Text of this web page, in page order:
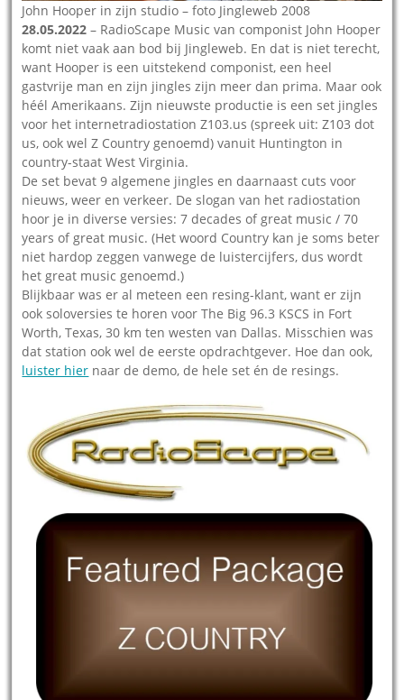
John Hooper in zijn studio – foto Jingleweb 2008
28.05.2022 – RadioScape Music van componist John Hooper
komt niet vaak aan bod bij Jingleweb. En dat is niet terecht,
want Hooper is een uitstekend componist, een heel
gastvrije man en zijn jingles zijn meer dan prima. Maar ook
héél Amerikaans. Zijn nieuwste productie is een set jingles
voor het internetradiostation Z103.us (spreek uit: Z103 dot
us, ook wel Z Country genoemd) vanuit Huntington in
country-staat West Virginia.
De set bevat 9 algemene jingles en daarnaast cuts voor
nieuws, weer en verkeer. De slogan van het radiostation
hoor je in diverse versies: 7 decades of great music / 70
years of great music. (Het woord Country kan je soms beter
niet hardop zeggen vanwege de luistercijfers, dus wordt
het great music genoemd.)
Blijkbaar was er al meteen een resing-klant, want er zijn
ook soloversies te horen voor The Big 96.3 KSCS in Fort
Worth, Texas, 30 km ten westen van Dallas. Misschien was
dat station ook wel de eerste opdrachtgever. Hoe dan ook,
luister hier naar de demo, de hele set én de resings.